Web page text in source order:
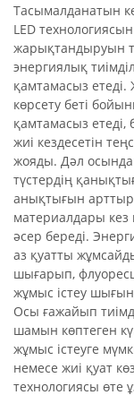
Тасымалданатын
LED
жарықтандыруын
энергиялық
қамтамасыз етеді.
көрсету беті
қамтамасыз етеді,
жиі кездесетін
жояды. Дәл
түстердің
анықтығын
материалдары кез
әсер береді.
аз қуатты
шығарып,
жұмыс істеу
Осы ғажайып
шамын көптеген
жұмыс істеуге
немесе жиі қуат
технологиясы өте